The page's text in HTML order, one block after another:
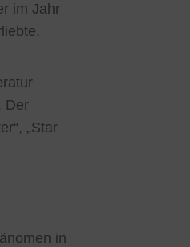
im Jahr
Der
„Star
in